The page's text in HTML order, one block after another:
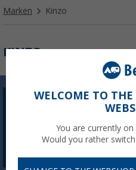
Marken Kinzo
KINZO
Berger
5,- €
WELCOME TO
You are currently
Would you rather